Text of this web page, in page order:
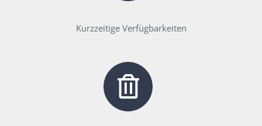
Kurzzeitige Verfügbarkeiten